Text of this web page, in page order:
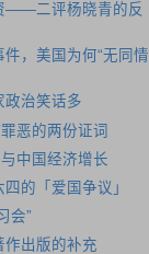
――二评杨晓青的反
，美国为何“无同情
政治笑话多
恶的两份证词
中国经济增长
的「爱国争议」
会”
作出版的补充